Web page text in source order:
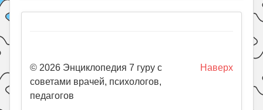
Наверх
© 2026 Энциклопедия 7 гуру с
советами врачей, психологов,
педагогов